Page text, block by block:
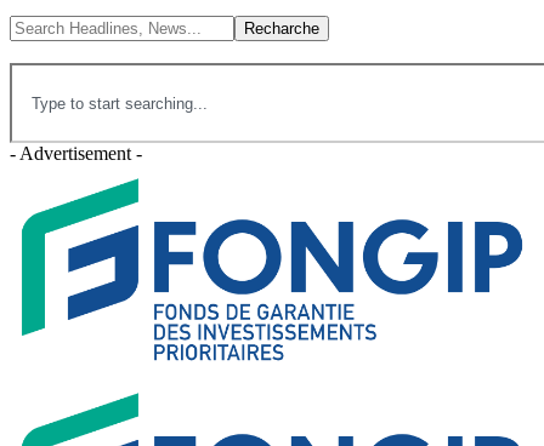
- Advertisement -